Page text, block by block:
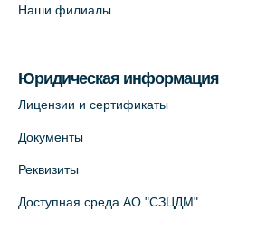
Наши филиалы
Юридическая информация
Лицензии и сертификаты
Документы
Реквизиты
Доступная среда АО "СЗЦДМ"